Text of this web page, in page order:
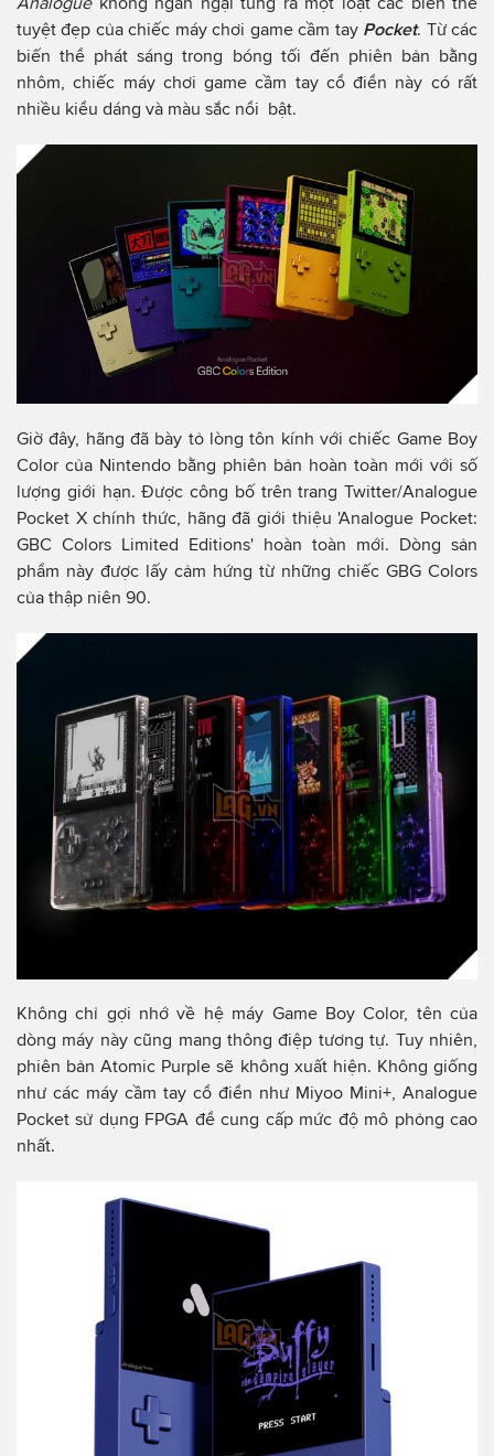
tuyệt đẹp của chiếc máy chơi game cầm tay Pocket. Từ các
biến thể phát sáng trong bóng tối đến phiên bản bằng
nhôm, chiếc máy chơi game cầm tay cổ điển này có rất
nhiều kiểu dáng và màu sắc nổi bật.
Giờ đây, hãng đã bày tỏ lòng tôn kính với chiếc Game Boy
Color của Nintendo bằng phiên bản hoàn toàn mới với số
lượng giới hạn. Được công bố trên trang Twitter/Analogue
Pocket X chính thức, hãng đã giới thiệu 'Analogue Pocket:
GBC Colors Limited Editions' hoàn toàn mới. Dòng sản
phẩm này được lấy cảm hứng từ những chiếc GBG Colors
của thập niên 90.
Không chỉ gợi nhớ về hệ máy Game Boy Color, tên của
dòng máy này cũng mang thông điệp tương tự. Tuy nhiên,
phiên bản Atomic Purple sẽ không xuất hiện. Không giống
như các máy cầm tay cổ điển như Miyoo Mini+, Analogue
Pocket sử dụng FPGA để cung cấp mức độ mô phỏng cao
nhất.